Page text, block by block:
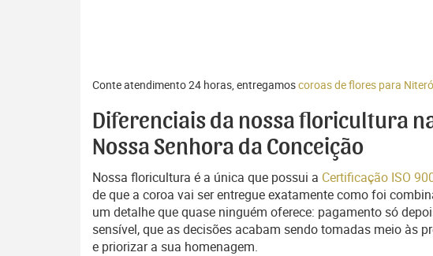
Conte atendimento 24 horas, entregamoscoroas de flores para
Diferenciais da nossa floricultura
Nossa Senhora da Conceição
Nossa floricultura é a única que possui a Certificação ISO
de que a coroa vai ser entregue exatamente como foi
um detalhe que quase ninguém oferece: pagamento só
sensível, que as decisões acabam sendo tomadas meio às
e priorizar a sua homenagem.